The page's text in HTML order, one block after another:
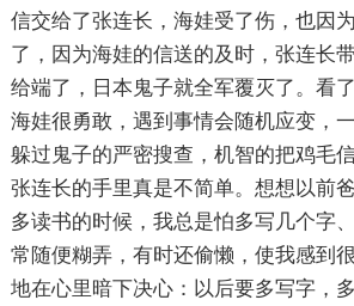
信交给了张连长，海娃受了伤，也因
了，因为海娃的信送的及时，张连长
给端了，日本鬼子就全军覆灭了。看
海娃很勇敢，遇到事情会随机应变，
躲过鬼子的严密搜查，机智的把鸡毛
张连长的手里真是不简单。想想以前
多读书的时候，我总是怕多写几个字
常随便糊弄，有时还偷懒，使我感到
地在心里暗下决心：以后要多写字，